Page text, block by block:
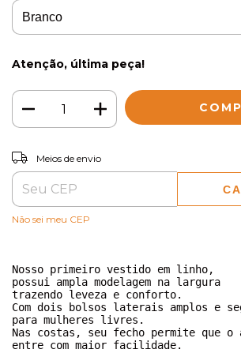
Atenção, última peça!
Entregas para o CEP:
Meios de envio
Não sei meu CEP
Nosso primeiro vestido em linho,
possui ampla modelagem na largura
trazendo leveza e conforto.
Com dois bolsos laterais amplos e
para mulheres livres.
Nas costas, seu fecho permite que
entre com maior facilidade.